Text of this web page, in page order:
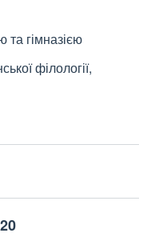
гімназією
філології,